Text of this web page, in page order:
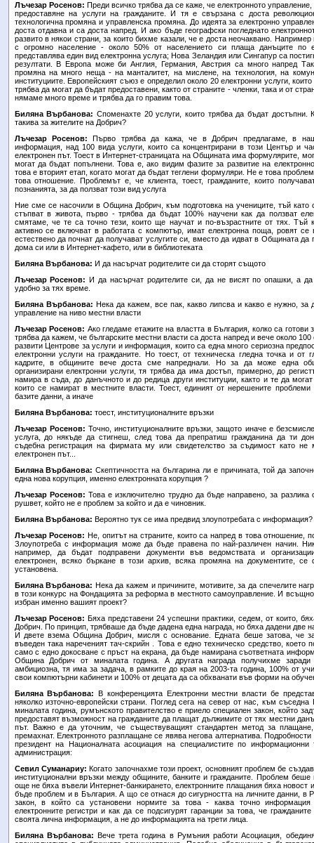
Лъчезар Росенов: Преди всичко трябва да се каже, че електронното
предоставяне на услуги на гражданите. И тя е свързана с доста
технологична промяна и управленска промяна. До идеята за електронно
доста отдавна и са доста напред. И ако бъде географски погледнато
развито в някои страни, за които бихме казали, че е доста неочаквано.
с огромно население - около 50% от населението си плаща данъците по
представлява един вид електронна услуга; Нова Зеландия или Сингапур са
резултати. В Европа може би Англия, Германия, Австрия са много напред
промяна на много неща - на манталитет, на мислене, на технология, на
институциите. Европейският съюз е определил около 20 електронни услуги,
трябва да могат да бъдат предоставени, както от страните - членки, така и от
нямаме много време и трябва да го правим това.
Биляна Върбанова: Споменахте 20 услуги, които трябва да бъдат достъпни.
такива за жителите на Добрич?
Лъчезар Росенов:Първо трябва да кажа, че в Добрич предлагаме, в
информация, над 100 вида услуги, които са концентрирани в този Център и
електронен път. Тоест в Интернет-страницата на Общината има формулярите,
могат да бъдат попълнени. Това е, ако видим фазите за развитие на
това е вторият етап, когато могат да бъдат теглени формуляри. Не е това
това отношение. Проблемът е, че клиента, тоест, гражданите, които
познанията, за да ползват този вид услуга
Ние сме се насочили в Община Добрич, към подготовка на учениците, тъй като
стъпват в живота, първо - трябва да бъдат 100% научени как да ползват
смятаме, че те са точно тези, които ще научат и по-възрастните от тях. Тъй
активно се включват в работата с компютър, имат електронна поща, ровят се
естествено да почнат да получават услугите си, вместо да идват в Общината да
дома си или в Интернет-кафето, или в библиотеката
Биляна Върбанова: И да насърчат родителите си да сторят същото
Лъчезар Росенов:И да насърчат родителите си, да не висят по опашки, а
удобно за тях време.
Биляна Върбанова: Нека да кажем, все пак, какво липсва и какво е нужно, за
управление на ниво местни власти
Лъчезар Росенов: Ако гледаме етажите на властта в България, колко са готови
трябва да кажем, че българските местни власти са доста напред и вече около
развити Центрове за услуги и информация, които са една много сериозна
електронни услуги на гражданите. Но тоест, от техническа гледна точка и от
кадрите, в общините вече доста сме напреднали. Но за да може една
организирани електронни услуги, тя трябва да има достъп, примерно, до
намира в съда, до данъчното и до редица други институции, както и те да
които се намират в местните власти. Тоест, единият от нерешените
базите данни, а иначе
Биляна Върбанова: тоест, институционалните връзки
Лъчезар Росенов: Точно, институционалните връзки, защото иначе е
услуга, до някъде да стигнеш, след това да препратиш гражданина да ти
съдебна регистрация на фирмата му или свидетелство за съдимост като
електронен път...
Биляна Върбанова: Скептичността на българина ли е причината, той да
една нова корупция, именно електронната корупция ?
Лъчезар Росенов: Това е изключително трудно да бъде направено, за разлика
рушвет, който не е проблем за който и да е чиновник.
Биляна Върбанова: Вероятно тук се има предвид злоупотребата с информация?
Лъчезар Росенов: Не, опитът на страните, които са напред в това отношение,
Злоупотреба с информация може да бъде правена по най-различен начин.
например, да бъдат подправени документи във ведомствата и
електронен, всяко бъркане в този архив, всяка промяна на документите,
установена.
Биляна Върбанова: Нека да кажем и причините, мотивите, за да спечелите
в този конкурс на Фондацията за реформа в местното самоуправление. И
избран именно вашият проект?
Лъчезар Росенов:Бяха представени 24 успешни практики, седем, от които,
Добрич. По принцип, трябваше да бъде дадена една награда, но бяха дадени две
И двете взема Община Добрич, мисля с основание. Едната беше затова, че
въведен така нареченият тач-скрийн . Това е едно техническо средство, което
само с едно докосване с пръст на екрана, да бъде намирана съответната
Община Добрич от миналата година. А другата награда получихме
амбициозна, тя има за задача, в рамките до края на 2003-та година, 100% от
свои компютърни кабинети и 100% от децата да са обхванати във форми на
Биляна Върбанова: В конференцията Електронни местни власти бе
няколко източно-европейски страни. Поглед сега на север от нас, към
миналата година, румънското правителство е приело специален закон, който
предоставят възможност на гражданите да плащат дължимите от тях местни
път. Важно е да уточним, че съществуващият стандартен метод за
премахнат. Електронното разплащане се явява негова алтернатива.
президент на Националната асоциация на специалистите по информационни
администрация:
Севил Суманариу: Когато започнахме този проект, основният проблем бе
институционални връзки между общините, банките и гражданите. Проблем беше
още не бяха въвели Интернет-банкирането, електронните плащания бяха новост
бъде проблем и в България. А що се отнася до сигурността на личните данни, в
закон, в който са установени нормите за това - каква точно
електронните регистри и как да се подсигурят гаранции за това, че
своята лична информация, а не до информацията на трети лица.
Биляна Върбанова: Вече трета година в Румъния работи Асоциация,